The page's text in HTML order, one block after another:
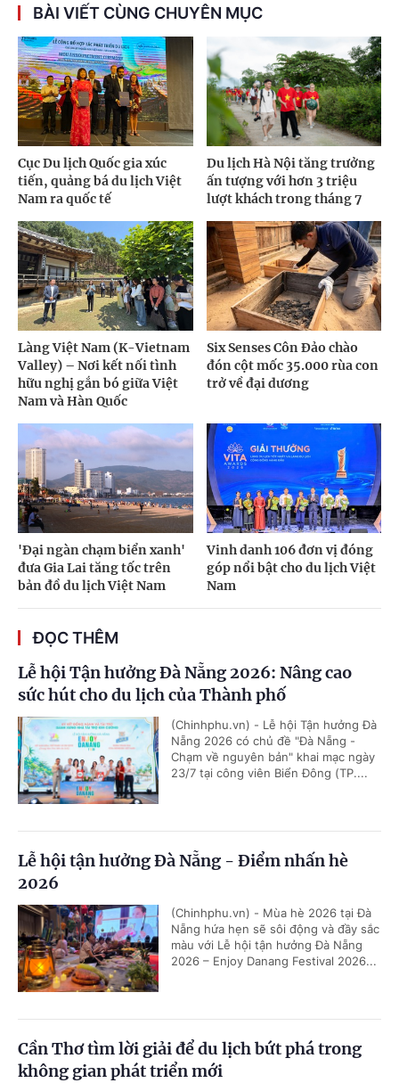
BÀI VIẾT CÙNG CHUYÊN MỤC
Cục Du lịch Quốc gia xúc
tiến, quảng bá du lịch Việt
Nam ra quốc tế
Du lịch Hà Nội tăng trưởng
ấn tượng với hơn 3 triệu
lượt khách trong tháng 7
Làng Việt Nam (K-Vietnam
Valley) – Nơi kết nối tình
hữu nghị gắn bó giữa Việt
Nam và Hàn Quốc
Six Senses Côn Đảo chào
đón cột mốc 35.000 rùa con
trở về đại dương
'Đại ngàn chạm biển xanh'
đưa Gia Lai tăng tốc trên
bản đồ du lịch Việt Nam
Vinh danh 106 đơn vị đóng
góp nổi bật cho du lịch Việt
Nam
ĐỌC THÊM
Lễ hội Tận hưởng Đà Nẵng 2026: Nâng cao
sức hút cho du lịch của Thành phố
(Chinhphu.vn) - Lễ hội Tận hưởng Đà
Nẵng 2026 có chủ đề "Đà Nẵng -
Chạm về nguyên bản" khai mạc ngày
23/7 tại công viên Biển Đông (TP....
Lễ hội tận hưởng Đà Nẵng - Điểm nhấn hè
2026
(Chinhphu.vn) - Mùa hè 2026 tại Đà
Nẵng hứa hẹn sẽ sôi động và đầy sắc
màu với Lễ hội tận hưởng Đà Nẵng
2026 – Enjoy Danang Festival 2026...
Cần Thơ tìm lời giải để du lịch bứt phá trong
không gian phát triển mới